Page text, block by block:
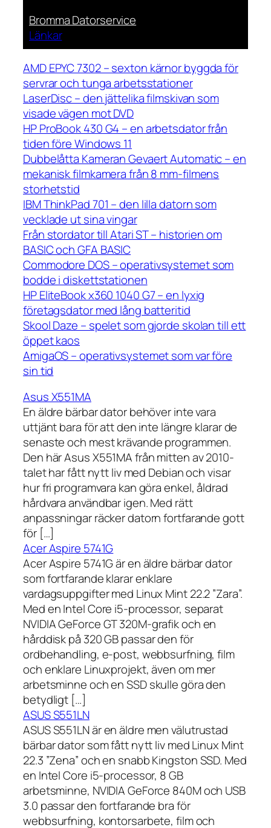
Bromma Datorservice
Länkar
AMD EPYC 7302 – sexton kärnor byggda för
servrar och tunga arbetsstationer
LaserDisc – den jättelika filmskivan som
visade vägen mot DVD
HP ProBook 430 G4 – en arbetsdator från
tiden före Windows 11
Dubbelåtta Kameran Gevaert Automatic – en
mekanisk filmkamera från 8 mm-filmens
storhetstid
IBM ThinkPad 701 – den lilla datorn som
vecklade ut sina vingar
Från stordator till Atari ST – historien om
BASIC och GFA BASIC
Commodore DOS – operativsystemet som
bodde i diskettstationen
HP EliteBook x360 1040 G7 – en lyxig
företagsdator med lång batteritid
Skool Daze – spelet som gjorde skolan till ett
öppet kaos
AmigaOS – operativsystemet som var före
sin tid
Asus X551MA
En äldre bärbar dator behöver inte vara
uttjänt bara för att den inte längre klarar de
senaste och mest krävande programmen.
Den här Asus X551MA från mitten av 2010-
talet har fått nytt liv med Debian och visar
hur fri programvara kan göra enkel, åldrad
hårdvara användbar igen. Med rätt
anpassningar räcker datorn fortfarande gott
för […]
Acer Aspire 5741G
Acer Aspire 5741G är en äldre bärbar dator
som fortfarande klarar enklare
vardagsuppgifter med Linux Mint 22.2 ”Zara”.
Med en Intel Core i5-processor, separat
NVIDIA GeForce GT 320M-grafik och en
hårddisk på 320 GB passar den för
ordbehandling, e-post, webbsurfning, film
och enklare Linuxprojekt, även om mer
arbetsminne och en SSD skulle göra den
betydligt […]
ASUS S551LN
ASUS S551LN är en äldre men välutrustad
bärbar dator som fått nytt liv med Linux Mint
22.3 ”Zena” och en snabb Kingston SSD. Med
en Intel Core i5-processor, 8 GB
arbetsminne, NVIDIA GeForce 840M och USB
3.0 passar den fortfarande bra för
webbsurfning, kontorsarbete, film och